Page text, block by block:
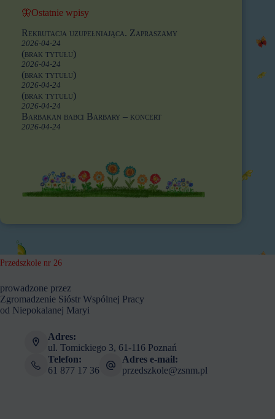
🦋Ostatnie wpisy
Rekrutacja uzupełniająca. Zapraszamy
2026-04-24
(brak tytułu)
2026-04-24
(brak tytułu)
2026-04-24
(brak tytułu)
2026-04-24
Barbakan babci Barbary – koncert
2026-04-24
Przedszkole nr 26
prowadzone przez
Zgromadzenie Sióstr Wspólnej Pracy
od Niepokalanej Maryi
Adres:
ul. Tomickiego 3, 61-116 Poznań
Telefon:
61 877 17 36
Adres e-mail:
przedszkole@zsnm.pl